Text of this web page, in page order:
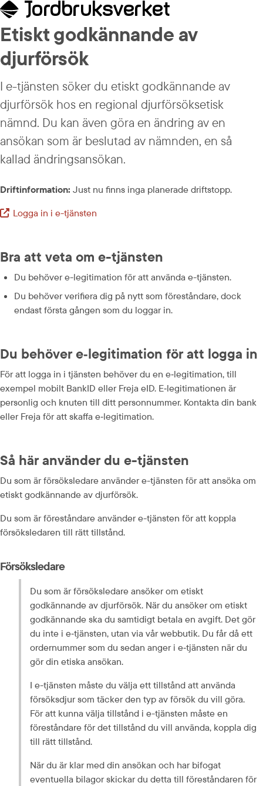
Etiskt godkännande av
djurförsök
I e-tjänsten söker du etiskt godkännande av
djurförsök hos en regional djurförsöksetisk
nämnd. Du kan även göra en ändring av en
ansökan som är beslutad av nämnden, en så
kallad ändrings­ansökan.
Driftinformation: Just nu finns inga planerade driftstopp.
Extern länk.
Logga in i e-tjänsten
Bra att veta om e-tjänsten
Du behöver e-legitimation för att använda e-tjänsten.
Du behöver verifiera dig på nytt som föreståndare, dock
endast första gången som du loggar in.
Du behöver e‑legitimation för att logga in
För att logga in i tjänsten behöver du en e‑legitimation, till
exempel mobilt BankID eller Freja eID. E‑legitimationen är
personlig och knuten till ditt personnummer. Kontakta din bank
eller Freja för att skaffa e‑legitimation.
Så här använder du e-tjänsten
Du som är försöksledare använder e-tjänsten för att ansöka om
etiskt godkännande av djurförsök.
Du som är föreståndare använder e-tjänsten för att koppla
försöksledaren till rätt tillstånd.
Försöksledare
Du som är försöksledare ansöker om etiskt
godkännande av djurförsök. När du ansöker om etiskt
godkännande ska du samtidigt betala en avgift. Det gör
du inte i e‑tjänsten, utan via vår webbutik. Du får då ett
ordernummer som du sedan anger i e‑tjänsten när du
gör din etiska ansökan.
I e-tjänsten måste du välja ett tillstånd att använda
försöksdjur som täcker den typ av försök du vill göra.
För att kunna välja tillstånd i e-tjänsten måste en
föreståndare för det tillstånd du vill använda, koppla dig
till rätt tillstånd.
När du är klar med din ansökan och har bifogat
eventuella bilagor skickar du detta till föreståndaren för